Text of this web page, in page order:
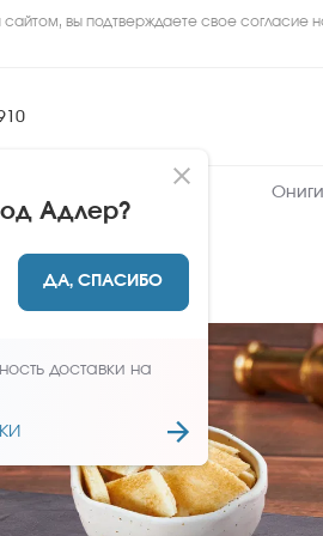
сайтом, вы подтверждаете свое согласие
Адлер?
ДА, СПАСИБО
доставки на